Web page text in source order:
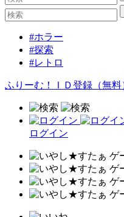
#ホラー
#探索
#レトロ
ふりーむ！ＩＤ登録（無料
ログイン